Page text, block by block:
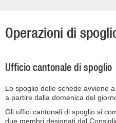
Operazioni di
Ufficio cantonale di spoglio
Lo spoglio delle schede avviene
a partire dalla domenica del
Gli uffici cantonali di spoglio si
due membri designati dal